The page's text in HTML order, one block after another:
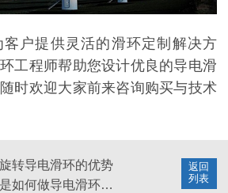
客户提供灵活的滑环定制解决方
工程师帮助您设计优良的导电滑
时欢迎大家前来咨询购买与技术
返回
列表
转导电滑环的优势
比尔德科技是如何做导电滑环性能检测